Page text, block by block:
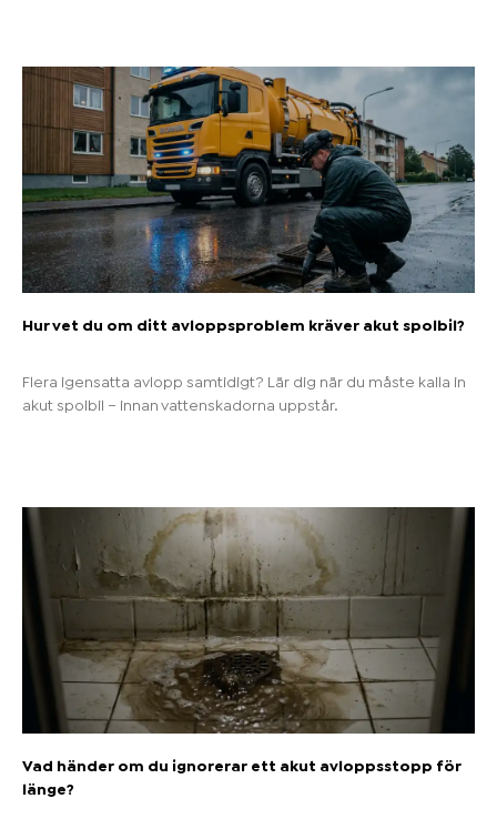
Hur vet du om ditt avloppsproblem kräver akut spolbil?
Flera igensatta avlopp samtidigt? Lär dig när du måste kalla in
akut spolbil – innan vattenskadorna uppstår.
Vad händer om du ignorerar ett akut avloppsstopp för
länge?